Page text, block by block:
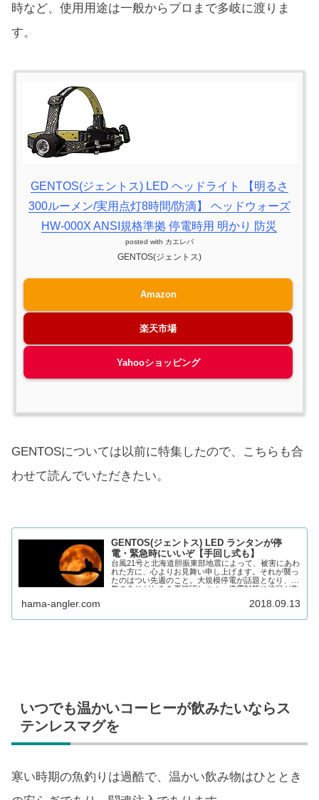
時など、使用用途は一般からプロまで多岐に渡りま
す。
GENTOS(ジェントス) LED ヘッドライト 【明るさ
300ルーメン/実用点灯8時間/防滴】 ヘッドウォーズ
HW-000X ANSI規格準拠 停電時用 明かり 防災
posted with カエレバ
GENTOS(ジェントス)
Amazon
楽天市場
Yahooショッピング
GENTOSについては以前に特集したので、こちらも合
わせて読んでいただきたい。
GENTOS(ジェントス) LED ランタンが停
電・緊急時にいいぞ【手回し式も】
台風21号と北海道胆振東部地震によって、被害にあわ
れた方に、心よりお見舞い申し上げます。それが襲っ
たのはつい先週のこと。大規模停電が話題となり、電
気のありがたみを再確認しつつ、停電対策に注目が集
hama-angler.com 2018.09.13
いつでも温かいコーヒーが飲みたいならス
テンレスマグを
寒い時期の魚釣りは過酷で、温かい飲み物はひととき